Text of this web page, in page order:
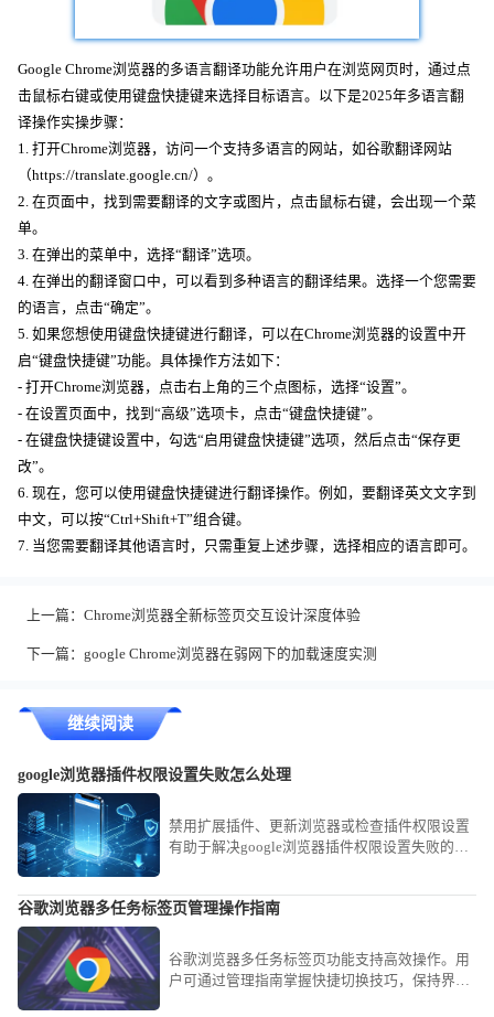
Google Chrome浏览器的多语言翻译功能允许用户在浏览网页时，通过点
击鼠标右键或使用键盘快捷键来选择目标语言。以下是2025年多语言翻
译操作实操步骤：
1. 打开Chrome浏览器，访问一个支持多语言的网站，如谷歌翻译网站
（https://translate.google.cn/）。
2. 在页面中，找到需要翻译的文字或图片，点击鼠标右键，会出现一个菜
单。
3. 在弹出的菜单中，选择“翻译”选项。
4. 在弹出的翻译窗口中，可以看到多种语言的翻译结果。选择一个您需要
的语言，点击“确定”。
5. 如果您想使用键盘快捷键进行翻译，可以在Chrome浏览器的设置中开
启“键盘快捷键”功能。具体操作方法如下：
- 打开Chrome浏览器，点击右上角的三个点图标，选择“设置”。
- 在设置页面中，找到“高级”选项卡，点击“键盘快捷键”。
- 在键盘快捷键设置中，勾选“启用键盘快捷键”选项，然后点击“保存更
改”。
6. 现在，您可以使用键盘快捷键进行翻译操作。例如，要翻译英文文字到
中文，可以按“Ctrl+Shift+T”组合键。
7. 当您需要翻译其他语言时，只需重复上述步骤，选择相应的语言即可。
上一篇： Chrome浏览器全新标签页交互设计深度体验
下一篇： google Chrome浏览器在弱网下的加载速度实测
继续阅读
google浏览器插件权限设置失败怎么处理
禁用扩展插件、更新浏览器或检查插件权限设置
有助于解决google浏览器插件权限设置失败的问
谷歌浏览器多任务标签页管理操作指南
谷歌浏览器多任务标签页功能支持高效操作。用
户可通过管理指南掌握快捷切换技巧，保持界面